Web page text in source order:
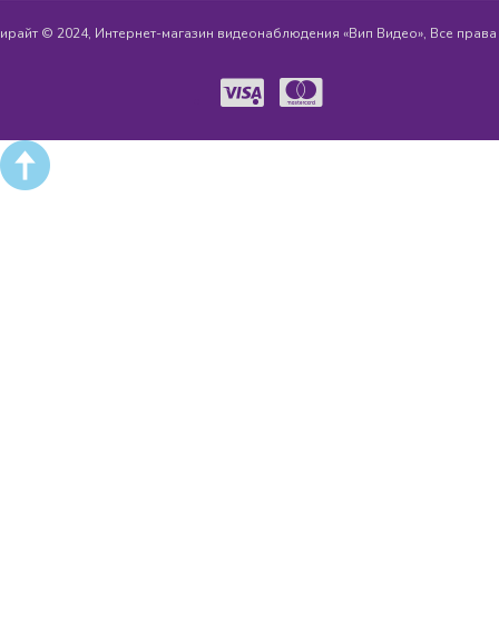
© 2024, Интернет-магазин видеонаблюдения «Вип Видео», Все